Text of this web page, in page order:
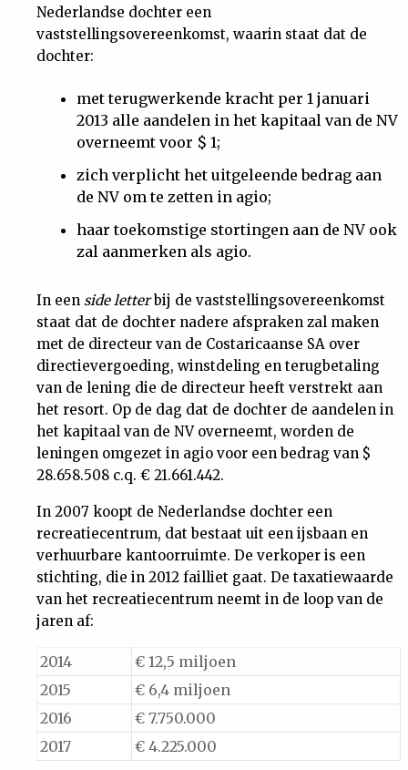
Nederlandse dochter een
vaststellingsovereenkomst, waarin staat dat de
dochter:
met terugwerkende kracht per 1 januari
2013 alle aandelen in het kapitaal van de NV
overneemt voor $ 1;
zich verplicht het uitgeleende bedrag aan
de NV om te zetten in agio;
haar toekomstige stortingen aan de NV ook
zal aanmerken als agio.
In een side letterbij de vaststellingsovereenkomst
staat dat de dochter nadere afspraken zal maken
met de directeur van de Costaricaanse SA over
directievergoeding, winstdeling en terugbetaling
van de lening die de directeur heeft verstrekt aan
het resort. Op de dag dat de dochter de aandelen in
het kapitaal van de NV overneemt, worden de
leningen omgezet in agio voor een bedrag van $
28.658.508 c.q. € 21.661.442.
In 2007 koopt de Nederlandse dochter een
recreatiecentrum, dat bestaat uit een ijsbaan en
verhuurbare kantoorruimte. De verkoper is een
stichting, die in 2012 failliet gaat. De taxatiewaarde
van het recreatiecentrum neemt in de loop van de
jaren af:
2014
€ 12,5 miljoen
2015
€ 6,4 miljoen
2016
€ 7.750.000
2017
€ 4.225.000